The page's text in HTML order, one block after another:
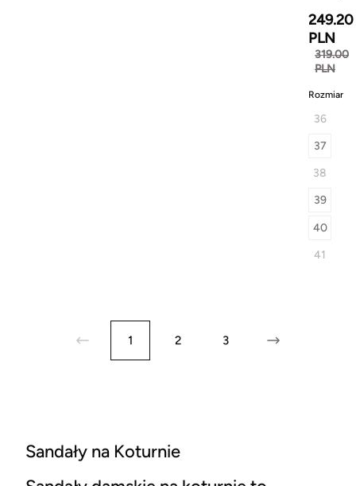
249.20
PLN
319.00
PLN
Rozmiar
36
37
38
39
40
41
1 2 3
Sandały na Koturnie